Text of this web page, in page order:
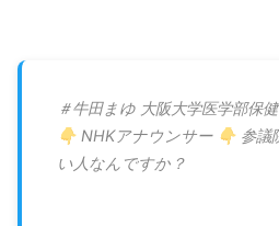
＃牛田まゆ 大阪大学医学部保
👇 NHKアナウンサー 👇 参議
い人なんですか？